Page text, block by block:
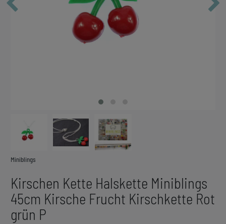
Miniblings
Kirschen Kette Halskette Miniblings
45cm Kirsche Frucht Kirschkette Rot
grün P